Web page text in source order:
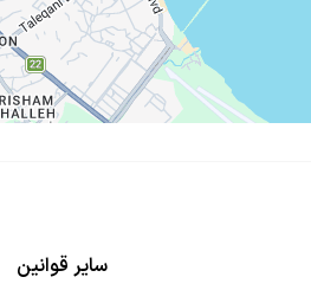
سایر قوانین